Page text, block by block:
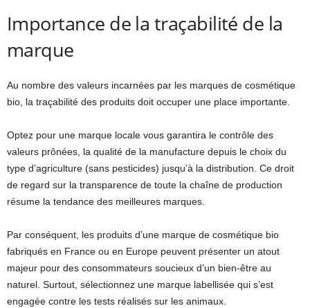
Importance de la traçabilité de la
marque
Au nombre des valeurs incarnées par les marques de cosmétique
bio, la traçabilité des produits doit occuper une place importante.
Optez pour une marque locale vous garantira le contrôle des
valeurs prônées, la qualité de la manufacture depuis le choix du
type d’agriculture (sans pesticides) jusqu’à la distribution. Ce droit
de regard sur la transparence de toute la chaîne de production
résume la tendance des meilleures marques.
Par conséquent, les produits d’une marque de cosmétique bio
fabriqués en France ou en Europe peuvent présenter un atout
majeur pour des consommateurs soucieux d’un bien-être au
naturel. Surtout, sélectionnez une marque labellisée qui s’est
engagée contre les tests réalisés sur les animaux.